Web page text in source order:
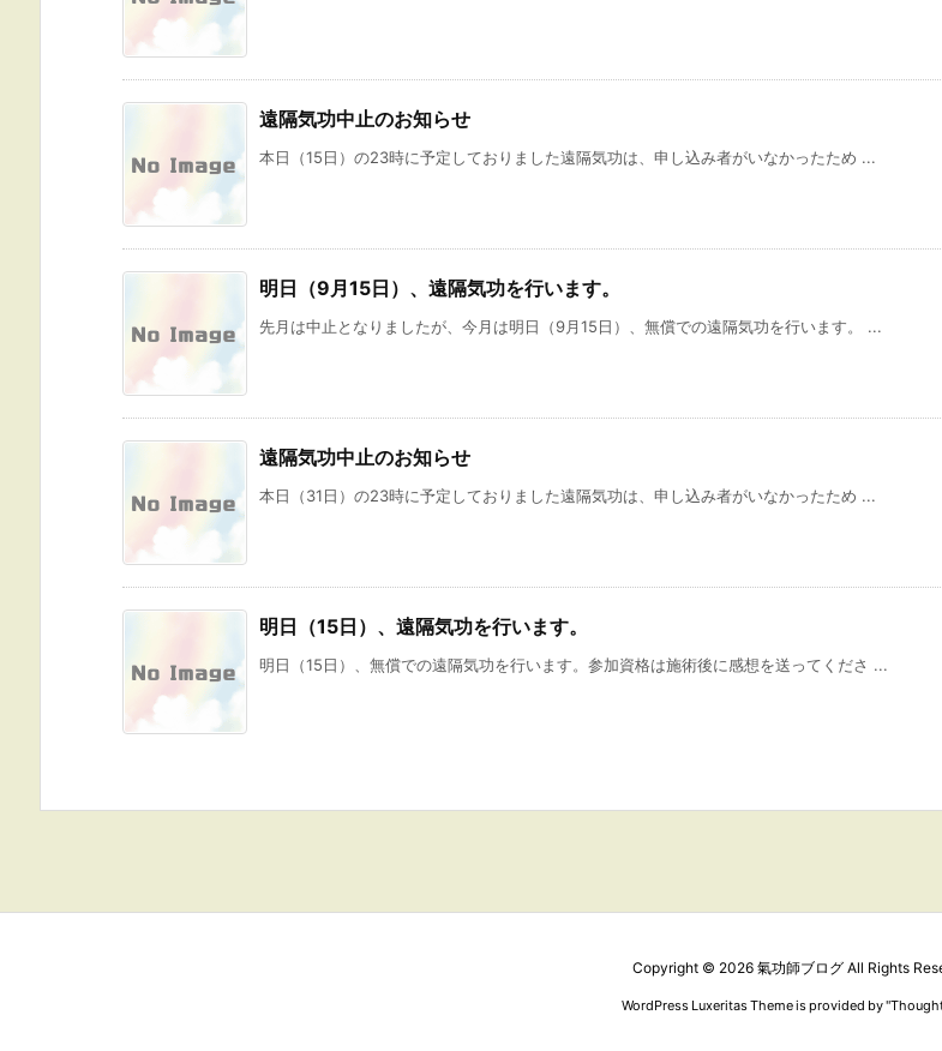
遠隔気功中止のお知らせ
本日（15日）の23時に予定しておりました遠隔気功は、申し込み者がいなかったため ...
明日（9月15日）、遠隔気功を行います。
先月は中止となりましたが、今月は明日（9月15日）、無償での遠隔気功を行います。 ...
遠隔気功中止のお知らせ
本日（31日）の23時に予定しておりました遠隔気功は、申し込み者がいなかったため ...
明日（15日）、遠隔気功を行います。
明日（15日）、無償での遠隔気功を行います。参加資格は施術後に感想を送ってくださ ...
Copyright © 2026 氣功師ブログ All Rights
WordPress Luxeritas Theme is provided by "